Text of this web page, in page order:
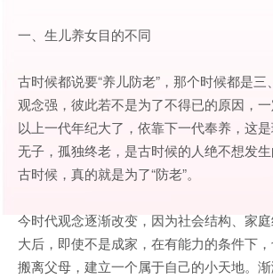
一、生儿养女目的不同
古时候都说要“养儿防老”，那个时候都是
观念强，彼此若不是为了不得已的原因，
以上一代年纪大了，依靠下一代奉养，这
无子，孤独终老，是古时候的人绝不想发生
古时候，真的就是为了“防老”。
今时代观念逐渐改变，因为社会结构、家
大后，即使不是成家，在有能力的条件下
搬离父母，建立一个属于自己的小天地。